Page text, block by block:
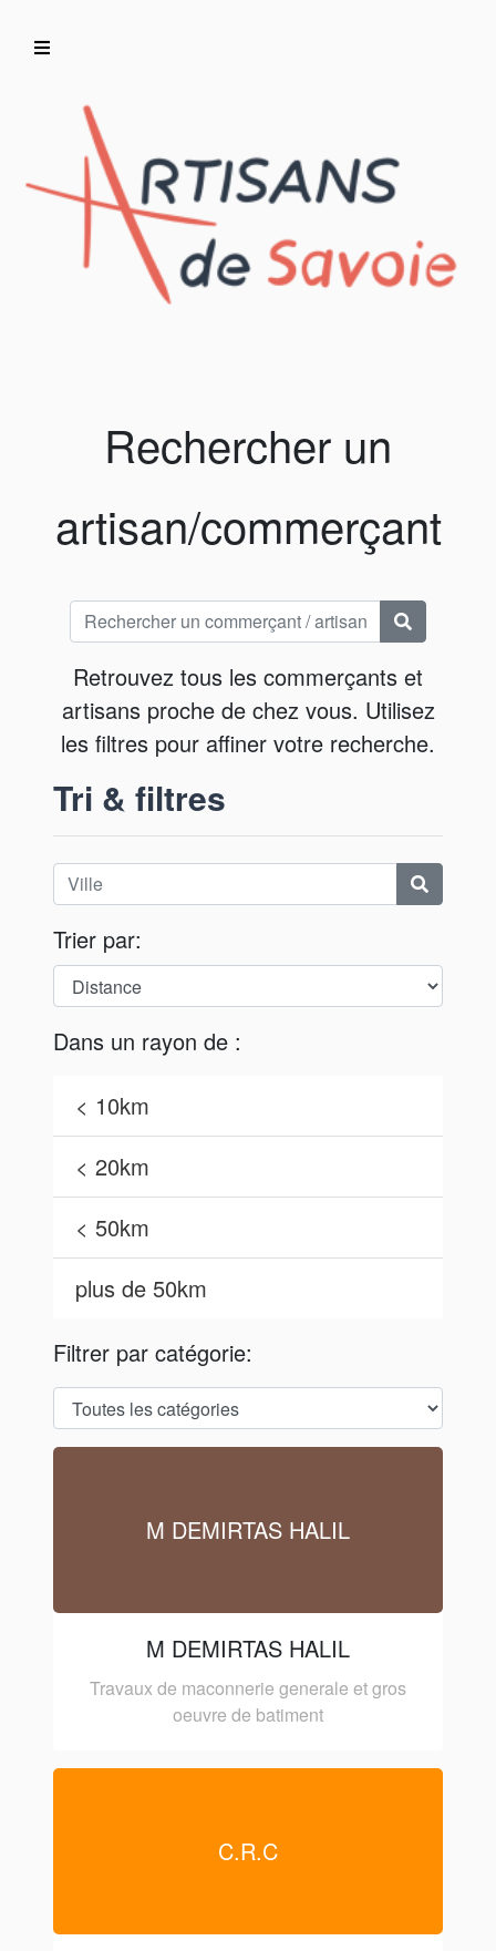
Accueil
Artisans/Commerçants
Rechercher un
artisan/commerçant
Retrouvez tous les commerçants et
artisans proche de chez vous. Utilisez
les filtres pour affiner votre recherche.
Tri & filtres
Trier par:
Dans un rayon de :
< 10km
< 20km
< 50km
plus de 50km
Filtrer par catégorie:
M DEMIRTAS HALIL
M DEMIRTAS HALIL
Travaux de maconnerie generale et gros
oeuvre de batiment
C.R.C